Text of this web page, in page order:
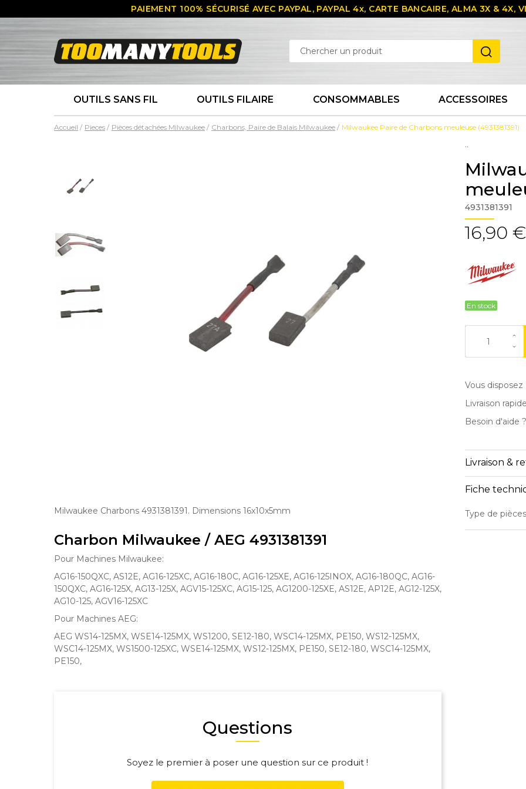
PAIEMENT 100% SÉCURISÉ AVEC PAYPAL, PAYPAL 4x, CARTE BANCAIRE, ALMA 3X & 4X,
OUTILS SANS FIL OUTILS FILAIRE CONSOMMABLES ACCESSOIRES
Accueil Pieces Pièces détachées Milwaukee Charbons, Paire de Balais Milwaukee Milwaukee Paire de Charbons meuleuse (4931381391)
Milwaukee Charbons 4931381391. Dimensions 16x10x5mm
Charbon Milwaukee / AEG 4931381391
Pour Machines Milwaukee:
AG16-150QXC, AS12E, AG16-125XC, AG16-180C, AG16-125XE, AG16-125INOX, AG16-180QC, AG16-
150QXC, AG16-125X, AG13-125X, AGV15-125XC, AG15-125, AG1200-125XE, AS12E, AP12E, AG12-125X,
AG10-125, AGV16-125XC
Pour Machines AEG:
AEG WS14-125MX, WSE14-125MX, WS1200, SE12-180, WSC14-125MX, PE150, WS12-125MX,
WSC14-125MX, WS1500-125XC, WSE14-125MX, WS12-125MX, PE150, SE12-180, WSC14-125MX,
PE150,
Questions
Soyez le premier à poser une question sur ce produit !
..
4931381391
16,90 €
En stock
Vous
Livraison
Besoin d'aide
Livraison &
Fiche
Type de pièces